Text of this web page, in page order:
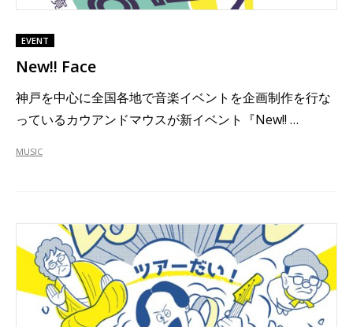
EVENT
New!! Face
神戸を中心に全国各地で音楽イベントを企画制作を行な
っているカウアンドマウスが新イベント『New!! …
MUSIC